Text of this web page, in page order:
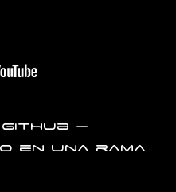
–
en una rama